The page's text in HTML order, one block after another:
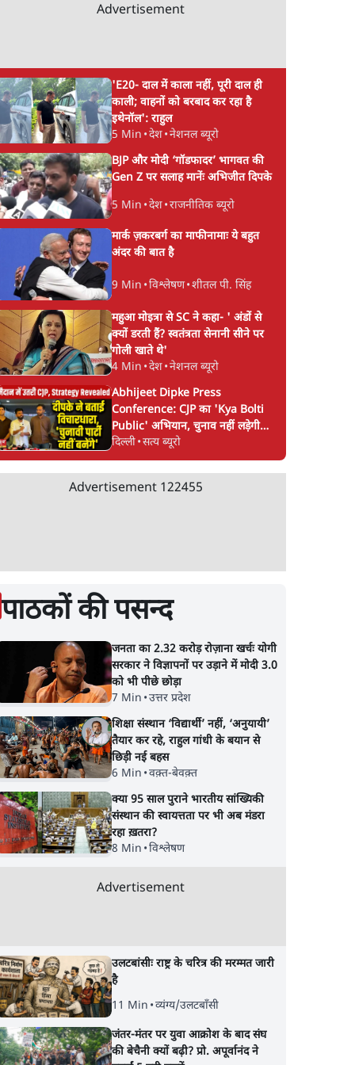
राम'
में
Advertisement
'E20- दाल में काला नहीं, पूरी दाल ही
काली; वाहनों को बरबाद कर रहा है
इथेनॉल': राहुल
5 Min •देश•नेशनल ब्यूरो
BJP और मोदी ‘गॉडफादर’ भागवत की
Gen Z पर सलाह मानेंः अभिजीत दिपके
5 Min •देश•राजनीतिक ब्यूरो
मार्क ज़करबर्ग का माफीनामाः ये बहुत
अंदर की बात है
9 Min •विश्लेषण•शीतल पी. सिंह
महुआ मोइत्रा से SC ने कहा- ' अंडों से
क्यों डरती हैं? स्वतंत्रता सेनानी सीने पर
गोली खाते थे'
4 Min •देश•नेशनल ब्यूरो
Abhijeet Dipke Press
Conference: CJP का 'Kya Bolti
Public' अभियान, चुनाव नहीं लड़ेगी
CJP!
दिल्ली•सत्य ब्यूरो
Advertisement 122455
पाठकों की पसन्द
जनता का 2.32 करोड़ रोज़ाना खर्चः योगी
सरकार ने विज्ञापनों पर उड़ाने में मोदी 3.0
को भी पीछे छोड़ा
7 Min •उत्तर प्रदेश
शिक्षा संस्थान ‘विद्यार्थी’ नहीं, ‘अनुयायी’
तैयार कर रहे, राहुल गांधी के बयान से
छिड़ी नई बहस
6 Min •वक़्त-बेवक़्त
क्या 95 साल पुराने भारतीय सांख्यिकी
संस्थान की स्वायत्तता पर भी अब मंडरा
रहा ख़तरा?
8 Min •विश्लेषण
Advertisement
उलटबांसीः राष्ट्र के चरित्र की मरम्मत जारी
है
11 Min •व्यंग्य/उलटबाँसी
जंतर-मंतर पर युवा आक्रोश के बाद संघ
की बेचैनी क्यों बढ़ी? प्रो. अपूर्वानंद ने